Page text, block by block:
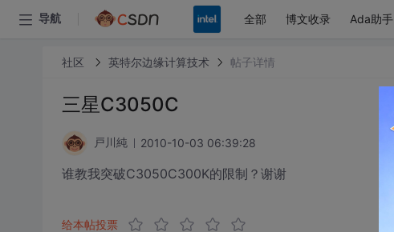
导航 全部 博文收录 Ada助手
社区 英特尔边缘计算技术 帖子详情
三星C3050C
戸川純 2010-10-03 06:39:28
谁教我突破C3050C300K的限制？谢谢
给本帖投票